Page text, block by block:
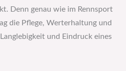
Denn genau wie im Rennsport
die Pflege, Werterhaltung und
und Eindruck eines